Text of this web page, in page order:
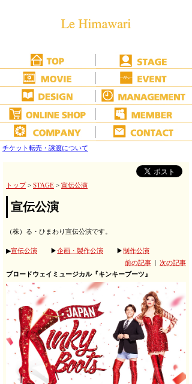
チケット転売・譲渡について
トップ> STAGE > 宣伝公演
宣伝公演
（株）る・ひまわり宣伝公演です。
▶宣伝公演 ▶企画・製作公演 ▶制作公演
前の記事
次の記事
ブロードウェイミュージカル『キンキーブーツ』